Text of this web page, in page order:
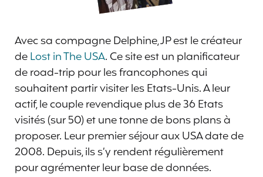
Avec sa compagne Delphine, JP est le créateur
deLost in The USA. Ce site est un planificateur
de road-trip pour les francophones qui
souhaitent partir visiter les Etats-Unis. A leur
actif, le couple revendique plus de 36 Etats
visités (sur 50) et une tonne de bons plans à
proposer. Leur premier séjour aux USA date de
2008. Depuis, ils s’y rendent régulièrement
pour agrémenter leur base de données.